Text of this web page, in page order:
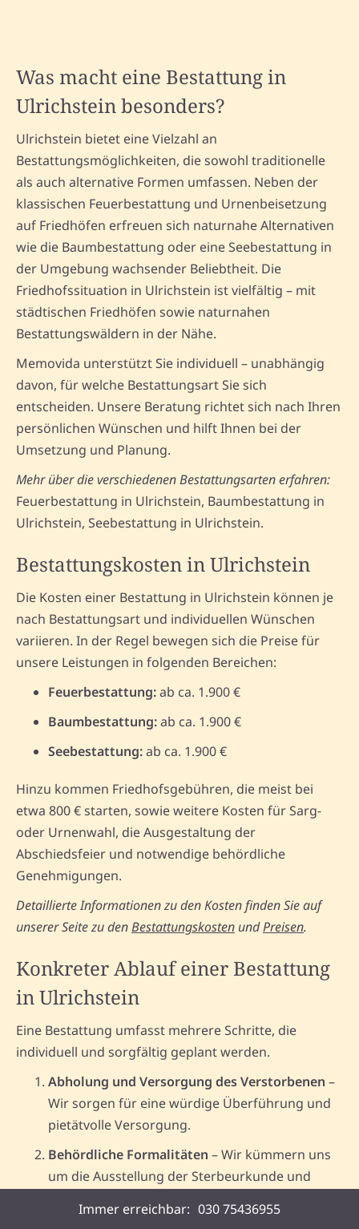
Was macht eine Bestattung in
Ulrichstein besonders?
Ulrichstein bietet eine Vielzahl an
Bestattungsmöglichkeiten, die sowohl traditionelle
als auch alternative Formen umfassen. Neben der
klassischen Feuerbestattung und Urnenbeisetzung
auf Friedhöfen erfreuen sich naturnahe Alternativen
wie die Baumbestattung oder eine Seebestattung in
der Umgebung wachsender Beliebtheit. Die
Friedhofssituation in Ulrichstein ist vielfältig – mit
städtischen Friedhöfen sowie naturnahen
Bestattungswäldern in der Nähe.
Memovida unterstützt Sie individuell – unabhängig
davon, für welche Bestattungsart Sie sich
entscheiden. Unsere Beratung richtet sich nach Ihren
persönlichen Wünschen und hilft Ihnen bei der
Umsetzung und Planung.
Mehr über die verschiedenen Bestattungsarten erfahren:
Feuerbestattung in Ulrichstein, Baumbestattung in
Ulrichstein, Seebestattung in Ulrichstein.
Bestattungskosten in Ulrichstein
Die Kosten einer Bestattung in Ulrichstein können je
nach Bestattungsart und individuellen Wünschen
variieren. In der Regel bewegen sich die Preise für
unsere Leistungen in folgenden Bereichen:
Feuerbestattung:ab ca. 1.900 €
Baumbestattung:ab ca. 1.900 €
Seebestattung:ab ca. 1.900 €
Hinzu kommen Friedhofsgebühren, die meist bei
etwa 800 € starten, sowie weitere Kosten für Sarg-
oder Urnenwahl, die Ausgestaltung der
Abschiedsfeier und notwendige behördliche
Genehmigungen.
Detaillierte Informationen zu den Kosten finden Sie auf
unserer Seite zu denBestattungskosten undPreisen.
Konkreter Ablauf einer Bestattung
in Ulrichstein
Eine Bestattung umfasst mehrere Schritte, die
individuell und sorgfältig geplant werden.
Abholung und Versorgung des Verstorbenen –
Wir sorgen für eine würdige Überführung und
pietätvolle Versorgung.
Behördliche Formalitäten – Wir kümmern uns
um die Ausstellung der Sterbeurkunde und
Immer erreichbar: 030 75436955